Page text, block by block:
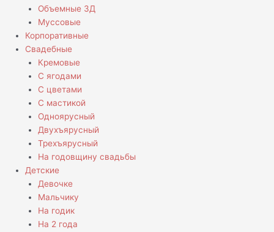
Объемные 3Д
Муссовые
Корпоративные
Свадебные
Кремовые
С ягодами
С цветами
С мастикой
Одноярусный
Двухъярусный
Трехъярусный
На годовщину свадьбы
Детские
Девочке
Мальчику
На годик
На 2 года